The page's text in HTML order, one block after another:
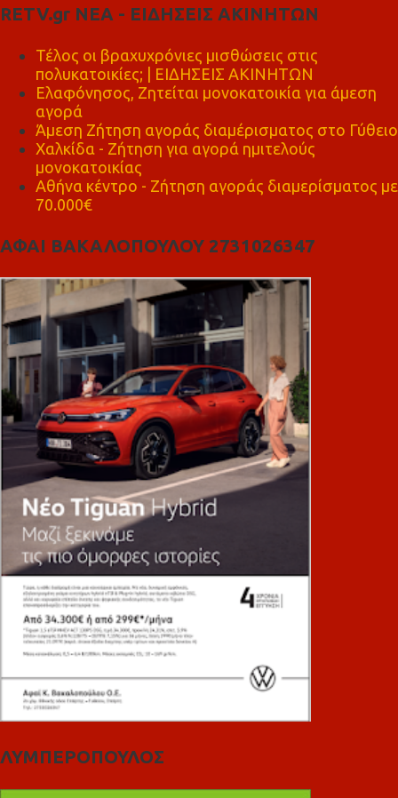
RETV.gr ΝΕΑ - ΕΙΔΗΣΕΙΣ ΑΚΙΝΗΤΩΝ
Τέλος οι βραχυχρόνιες μισθώσεις στις
πολυκατοικίες; | ΕΙΔΗΣΕΙΣ ΑΚΙΝΗΤΩΝ
Ελαφόνησος, Ζητείται μονοκατοικία για άμεση
αγορά
Άμεση Ζήτηση αγοράς διαμέρισματος στο Γύθειο
Χαλκίδα - Ζήτηση για αγορά ημιτελούς
μονοκατοικίας
Αθήνα κέντρο - Ζήτηση αγοράς διαμερίσματος με
70.000€
ΑΦΑΙ ΒΑΚΑΛΟΠΟΥΛΟΥ 2731026347
ΛΥΜΠΕΡΟΠΟΥΛΟΣ